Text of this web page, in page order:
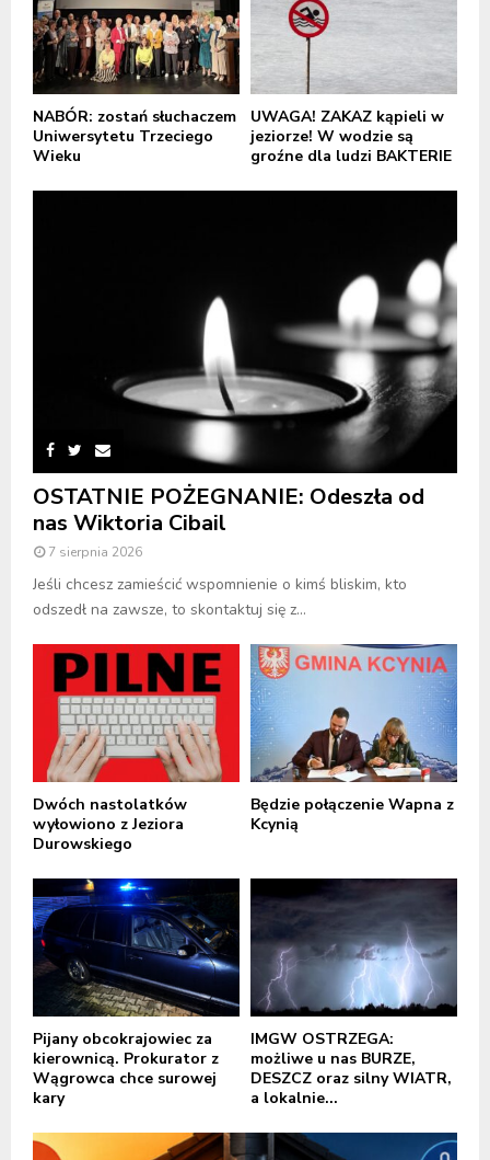
NABÓR: zostań słuchaczem
Uniwersytetu Trzeciego
Wieku
UWAGA! ZAKAZ kąpieli w
jeziorze! W wodzie są
groźne dla ludzi BAKTERIE
OSTATNIE POŻEGNANIE: Odeszła od
nas Wiktoria Cibail
7 sierpnia 2026
Jeśli chcesz zamieścić wspomnienie o kimś bliskim, kto
odszedł na zawsze, to skontaktuj się z...
Dwóch nastolatków
wyłowiono z Jeziora
Durowskiego
Będzie połączenie Wapna z
Kcynią
Pijany obcokrajowiec za
kierownicą. Prokurator z
Wągrowca chce surowej
kary
IMGW OSTRZEGA:
możliwe u nas BURZE,
DESZCZ oraz silny WIATR,
a lokalnie...